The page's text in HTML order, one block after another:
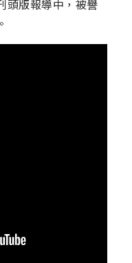
頭版報導中，被譽